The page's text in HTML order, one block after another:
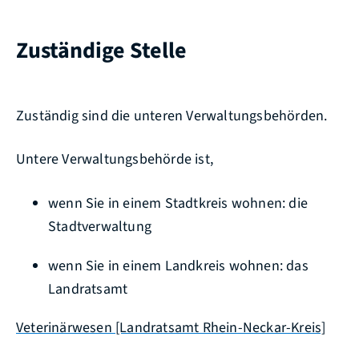
Zuständige Stelle
Zuständig sind die unteren Verwaltungsbehörden.
Untere Verwaltungsbehörde ist,
wenn Sie in einem Stadtkreis wohnen: die
Stadtverwaltung
wenn Sie in einem Landkreis wohnen: das
Landratsamt
Veterinärwesen [Landratsamt Rhein-Neckar-Kreis]